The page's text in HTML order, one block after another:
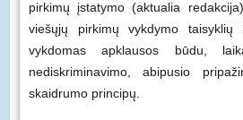
pirkimų įstatymo (aktualia
viešųjų pirkimų vykdymo taisyklių
vykdomas apklausos būdu,
nediskriminavimo, abipusio
skaidrumo principų.